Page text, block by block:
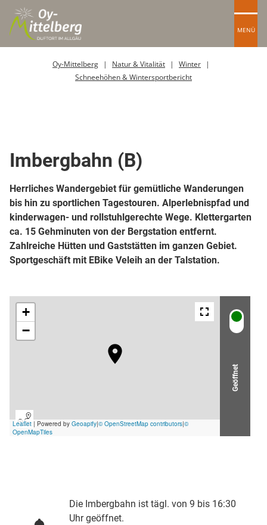
MENÜ
Oy-Mittelberg Natur & Vitalität
Winter
Schneehöhen & Wintersportbericht
Imbergbahn (B)
Herrliches Wandergebiet für gemütliche Wanderungen
bis hin zu sportlichen Tagestouren. Alperlebnispfad und
kinderwagen- und rollstuhlgerechte Wege. Klettergarten
ca. 15 Gehminuten von der Bergstation entfernt.
Zahlreiche Hütten und Gaststätten im ganzen Gebiet.
Sportgeschäft mit EBike Veleih an der Talstation.
Geöffnet
Die Imbergbahn ist tägl. von 9 bis 16:30
Uhr geöffnet.